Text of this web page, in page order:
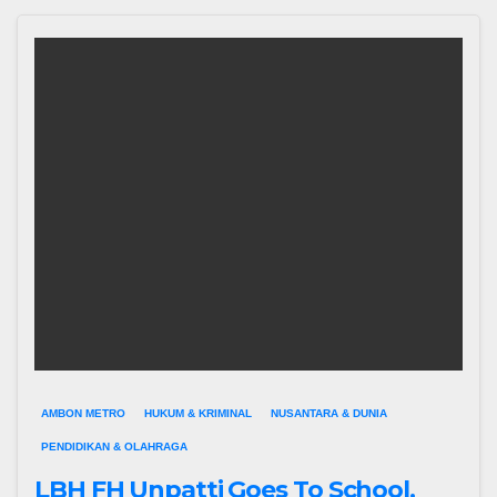
AMBON METRO HUKUM & KRIMINAL NUSANTARA & DUNIA
PENDIDIKAN & OLAHRAGA
LBH FH Unpatti Goes To School,